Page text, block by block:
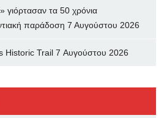
γιόρτασαν τα 50 χρόνια
παράδοση 7 Αυγούστου 2026
Historic Trail 7 Αυγούστου 2026